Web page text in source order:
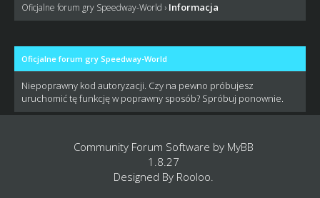
Oficjalne forum gry Speedway-World › Informacja
Oficjalne forum gry Speedway-World
Niepoprawny kod autoryzacji. Czy na pewno próbujesz
uruchomić tę funkcję w poprawny sposób? Spróbuj ponownie.
Community Forum Software by MyBB
1.8.27
Designed By Rooloo.